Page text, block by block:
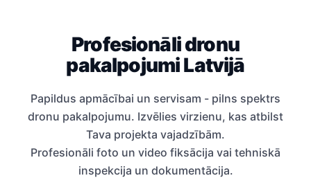
Profesionāli dronu
pakalpojumi Latvijā
Papildus apmācībai un servisam - pilns spektrs
dronu pakalpojumu. Izvēlies virzienu, kas atbilst
Tava projekta vajadzībām.
Profesionāli foto un video fiksācija vai tehniskā
inspekcija un dokumentācija.